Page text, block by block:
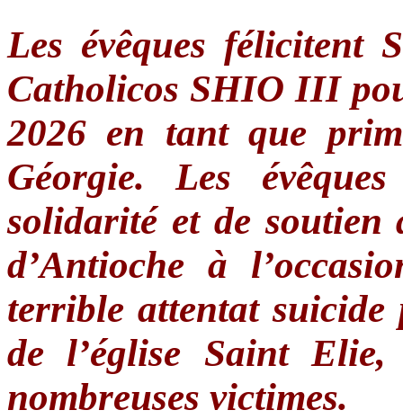
Les évêques félicitent
Catholicos SHIO III
2026 en tant que
Géorgie. Les
solidarité et de soutien
d’Antioche à
terrible attentat
de l’église Saint
nombreuses victimes.